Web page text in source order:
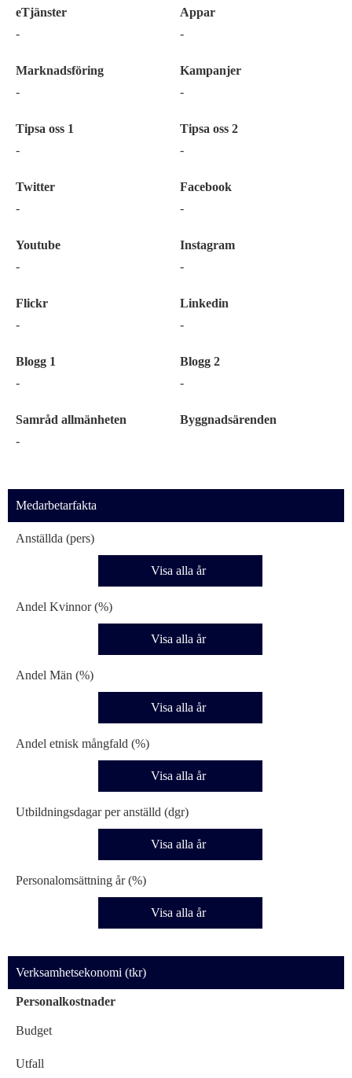
eTjänster
-
Appar
-
Marknadsföring
-
Kampanjer
-
Tipsa oss 1
-
Tipsa oss 2
-
Twitter
-
Facebook
-
Youtube
-
Instagram
-
Flickr
-
Linkedin
-
Blogg 1
-
Blogg 2
-
Samråd allmänheten
-
Byggnadsärenden
Medarbetarfakta
Anställda (pers)
Visa alla år
Andel Kvinnor (%)
Visa alla år
Andel Män (%)
Visa alla år
Andel etnisk mångfald (%)
Visa alla år
Utbildningsdagar per anställd (dgr)
Visa alla år
Personalomsättning år (%)
Visa alla år
Verksamhetsekonomi (tkr)
Personalkostnader
Budget
Utfall